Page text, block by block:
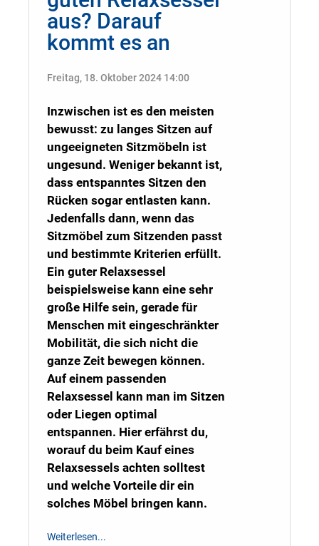
aus? Darauf
kommt es an
Freitag, 18. Oktober 2024 14:00
Inzwischen ist es den meisten
bewusst: zu langes Sitzen auf
ungeeigneten Sitzmöbeln ist
ungesund. Weniger bekannt ist,
dass entspanntes Sitzen den
Rücken sogar entlasten kann.
Jedenfalls dann, wenn das
Sitzmöbel zum Sitzenden passt
und bestimmte Kriterien erfüllt.
Ein guter Relaxsessel
beispielsweise kann eine sehr
große Hilfe sein, gerade für
Menschen mit eingeschränkter
Mobilität, die sich nicht die
ganze Zeit bewegen können.
Auf einem passenden
Relaxsessel kann man im Sitzen
oder Liegen optimal
entspannen. Hier erfährst du,
worauf du beim Kauf eines
Relaxsessels achten solltest
und welche Vorteile dir ein
solches Möbel bringen kann.
Weiterlesen...